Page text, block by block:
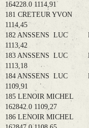
164228.0 1114,91
181 CRETEUR YVON
1114,45
182 ANSSENS LUC
1113,42
183 ANSSENS LUC
1113,18
184 ANSSENS LUC
1109,91
185 LENOIR MICHEL
162842.0 1109,27
186 LENOIR MICHEL